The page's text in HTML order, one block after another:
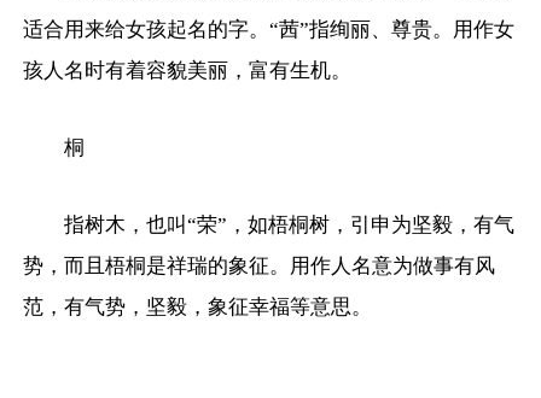
适合用来给女孩起名的字。“茜”指绚丽、尊贵。用作女
孩人名时有着容貌美丽，富有生机。
桐
指树木，也叫“荣”，如梧桐树，引申为坚毅，有气
势，而且梧桐是祥瑞的象征。用作人名意为做事有风
范，有气势，坚毅，象征幸福等意思。